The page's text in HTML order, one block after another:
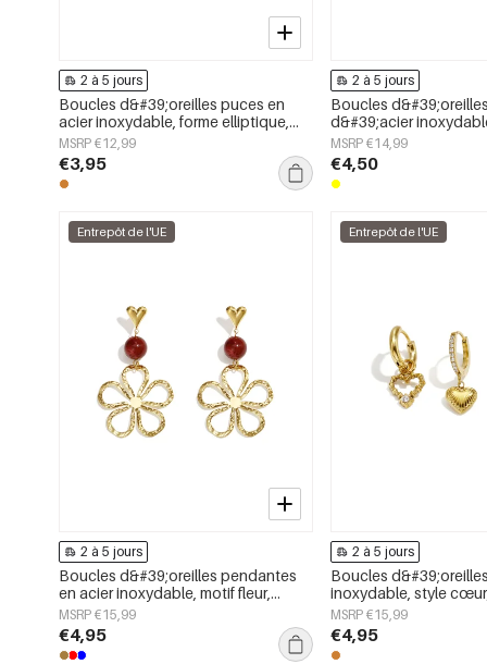
2 à 5 jours
Boucles d&#39;oreilles puces en
acier inoxydable, forme elliptique,
collection simple et décontractée
pour femmes
MSRP €12,99
€3,95
2 à 5 jours
Boucles
d&#39;acier
mignon, collection
bijoux pour femmes
MSRP €14,99
€4,50
Entrepôt de l'UE
2 à 5 jours
Boucles d&#39;oreilles pendantes
en acier inoxydable, motif fleur,
collection Daily Simple, bijoux pour
femmes
MSRP €15,99
€4,95
Entrepôt de l'UE
2 à 5 jours
Boucles
inoxydable, style
Daily Simple, bijoux
MSRP €15,99
€4,95